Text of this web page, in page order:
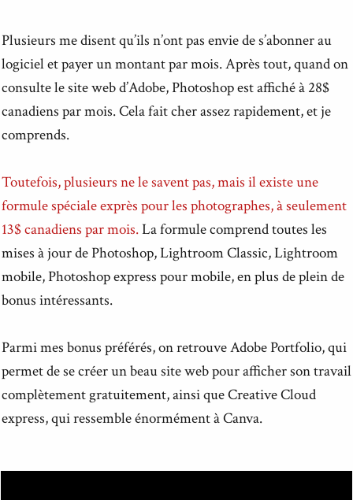
Plusieurs me disent qu’ils n’ont pas envie de s’abonner au
logiciel et payer un montant par mois. Après tout, quand on
consulte le site web d’Adobe, Photoshop est affiché à 28$
canadiens par mois. Cela fait cher assez rapidement, et je
comprends.
Toutefois, plusieurs ne le savent pas, mais il existe une
formule spéciale exprès pour les photographes, à seulement
13$ canadiens par mois.La formule comprend toutes les
mises à jour de Photoshop, Lightroom Classic, Lightroom
mobile, Photoshop express pour mobile, en plus de plein de
bonus intéressants.
Parmi mes bonus préférés, on retrouve Adobe Portfolio, qui
permet de se créer un beau site web pour afficher son travail
complètement gratuitement, ainsi que Creative Cloud
express, qui ressemble énormément à Canva.